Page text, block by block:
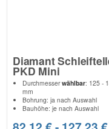
Diamant
PKD Mini
Durchmesserwählbar: 125 -
mm
Bohrung: ja nach Auswahl
Bauhöhe: je nach Auswahl